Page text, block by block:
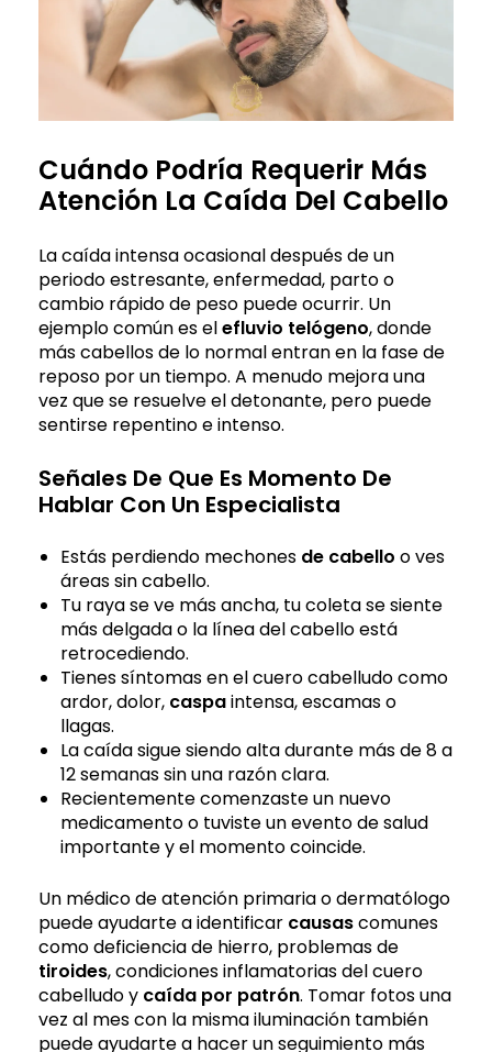
Cuándo Podría Requerir Más
Atención La Caída Del Cabello
La caída intensa ocasional después de un
periodo estresante, enfermedad, parto o
cambio rápido de peso puede ocurrir. Un
ejemplo común es elefluvio telógeno, donde
más cabellos de lo normal entran en la fase de
reposo por un tiempo. A menudo mejora una
vez que se resuelve el detonante, pero puede
sentirse repentino e intenso.
Señales De Que Es Momento De
Hablar Con Un Especialista
Estás perdiendo mechones de cabello o ves
áreas sin cabello.
Tu raya se ve más ancha, tu coleta se siente
más delgada o la línea del cabello está
retrocediendo.
Tienes síntomas en el cuero cabelludo como
ardor, dolor, caspaintensa, escamas o
llagas.
La caída sigue siendo alta durante más de 8 a
12 semanas sin una razón clara.
Recientemente comenzaste un nuevo
medicamento o tuviste un evento de salud
importante y el momento coincide.
Un médico de atención primaria o dermatólogo
puede ayudarte a identificar causascomunes
como deficiencia de hierro, problemas de
tiroides, condiciones inflamatorias del cuero
cabelludo y caída por patrón. Tomar fotos una
vez al mes con la misma iluminación también
puede ayudarte a hacer un seguimiento más